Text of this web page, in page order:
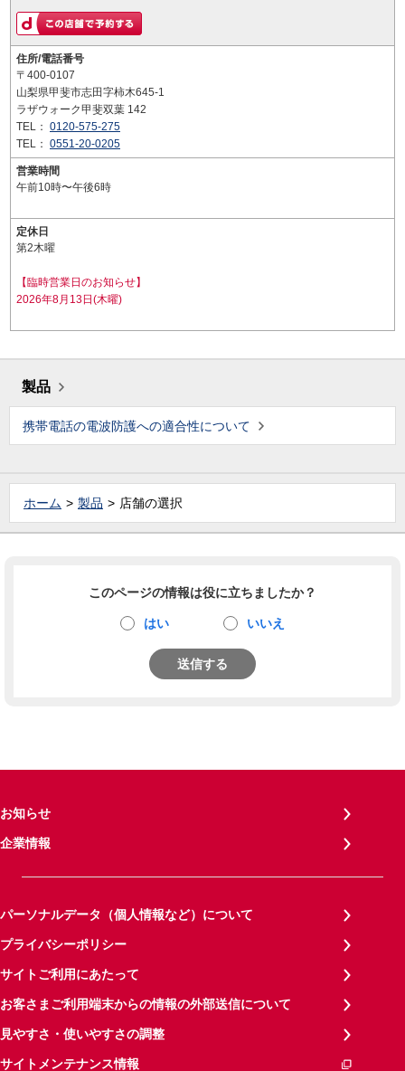
住所/電話番号
〒400-0107
山梨県甲斐市志田字柿木645-1
ラザウォーク甲斐双葉 142
TEL： 0120-575-275
TEL： 0551-20-0205
営業時間
午前10時〜午後6時
定休日
第2木曜
【臨時営業日のお知らせ】
2026年8月13日(木曜)
製品
携帯電話の電波防護への適合性について
ホーム 製品 店舗の選択
このページの情報は役に立ちましたか？
はい いいえ
送信する
お知らせ
企業情報
パーソナルデータ（個人情報など）について
プライバシーポリシー
サイトご利用にあたって
お客さまご利用端末からの情報の外部送信について
見やすさ・使いやすさの調整
サイトメンテナンス情報